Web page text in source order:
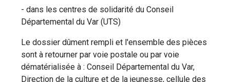
- dans les centres de solidarité du Conseil
Départemental du Var (UTS)
Le dossier dûment rempli et l'ensemble des pièces
sont à retourner par voie postale ou par voie
dématérialisée à : Conseil Départemental du Var,
Direction de la culture et de la jeunesse, cellule des